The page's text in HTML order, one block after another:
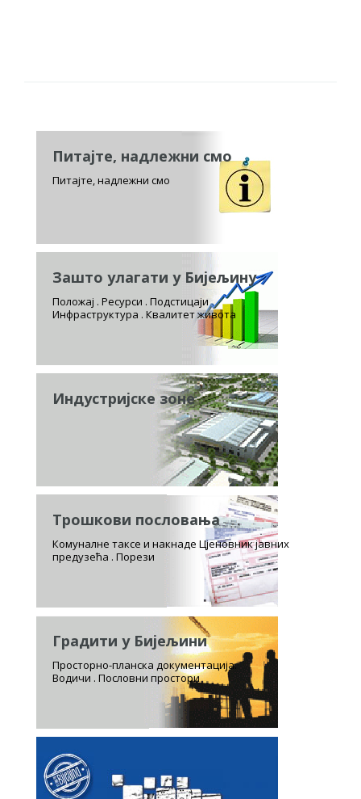
Питајте, надлежни смо
Питајте, надлежни смо
Зашто улагати у Бијељину
Положај . Ресурси . Подстицаји
Инфраструктура . Квалитет живота
Индустријске зоне
Трошкови пословања
Комуналне таксе и накнаде Цјеновник јавних
предузећа . Порези
Градити у Бијељини
Просторно-планска документација.
Водичи . Пословни простори